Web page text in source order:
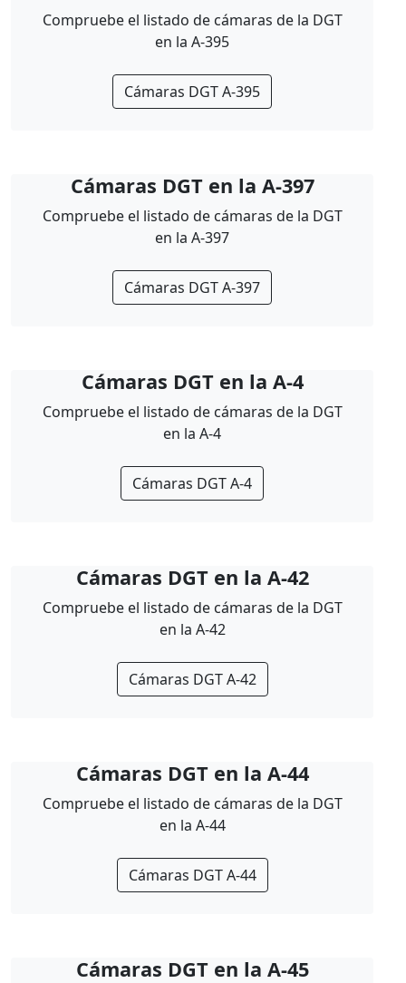
Compruebe el listado de cámaras de la DGT
en la A-395
Cámaras DGT A-395
Cámaras DGT en la A-397
Compruebe el listado de cámaras de la DGT
en la A-397
Cámaras DGT A-397
Cámaras DGT en la A-4
Compruebe el listado de cámaras de la DGT
en la A-4
Cámaras DGT A-4
Cámaras DGT en la A-42
Compruebe el listado de cámaras de la DGT
en la A-42
Cámaras DGT A-42
Cámaras DGT en la A-44
Compruebe el listado de cámaras de la DGT
en la A-44
Cámaras DGT A-44
Cámaras DGT en la A-45